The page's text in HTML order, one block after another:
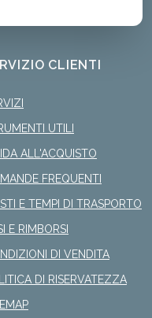
CLIENTI
UTILI
ALL'ACQUISTO
FREQUENTI
E TEMPI DI TRASPORTO
E RIMBORSI
DI VENDITA
DI RISERVATEZZA